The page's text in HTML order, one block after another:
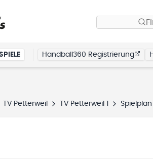
Handball360 Registrierung
TV Petterweil TV Petterweil 1 Spielplan